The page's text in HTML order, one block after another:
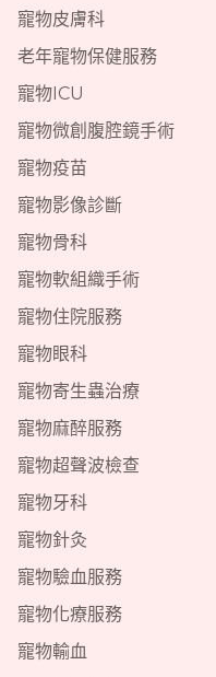
寵物皮膚科
老年寵物保健服務
寵物ICU
寵物微創腹腔鏡手術
寵物疫苗
寵物影像診斷
寵物骨科
寵物軟組織手術
寵物住院服務
寵物眼科
寵物寄生蟲治療
寵物麻醉服務
寵物超聲波檢查
寵物牙科
寵物針灸
寵物驗血服務
寵物化療服務
寵物輸血